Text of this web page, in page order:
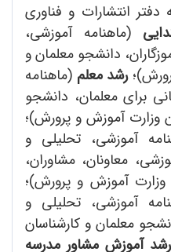
انتشارات و فناوری
(ماهنامه آموزشی،
دانشجو معلمان و
رشد معلم (ماهنامه
برای معلمان، دانشجو
وزارت آموزش و پرورش)؛
آموزشی، تحلیلی و
معاونان، مشاوران،
وزارت آموزش و پرورش)؛
آموزشی، تحلیلی و
معلمان و کارشناسان
رشد آموزش مشاور مدرسه